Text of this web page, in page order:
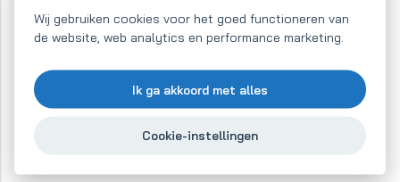
De houder kunt u met behulp
van een klittenband aan uw
pols vastmaken. Op de rode
magnetische vierkanten legt
u schroeven. Daarna kunt u aan de gang. U kunt
ook lichtere metalen voorwerpen aan uw pols
Wij gebruiken cookies voor het goed functioneren van
de website, web analytics en performance marketing.
Ik ga akkoord met alles
Cookie-instellingen